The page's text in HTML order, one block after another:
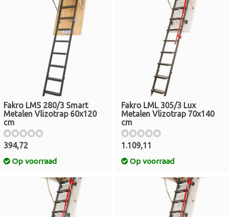
Fakro LMS 280/3 Smart
Metalen Vlizotrap 60x120
cm
394,72
Op voorraad
Fakro LML 305/3 Lux
Metalen Vlizotrap 70x140
cm
1.109,11
Op voorraad